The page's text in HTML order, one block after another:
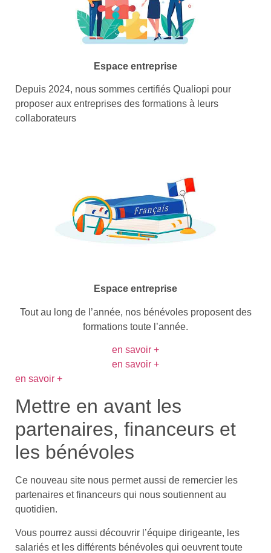
Espace entreprise
Depuis 2024, nous sommes certifiés Qualiopi pour
proposer aux entreprises des formations à leurs
collaborateurs
Espace entreprise
Tout au long de l’année, nos bénévoles proposent des
formations toute l’année.
en savoir +
en savoir +
en savoir +
Mettre en avant les
partenaires, financeurs et
les bénévoles
Ce nouveau site nous permet aussi de remercier les
partenaires et financeurs qui nous soutiennent au
quotidien.
Vous pourrez aussi découvrir l’équipe dirigeante, les
salariés et les différents bénévoles qui oeuvrent toute